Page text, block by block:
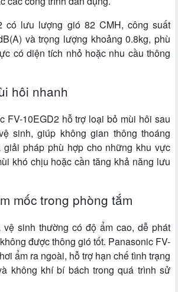
có lưu lượng gió 82 CMH, công suất
và trọng lượng khoảng 0.8kg, phù
có diện tích nhỏ hoặc nhu cầu thông
hôi nhanh
FV-10EGD2 hỗ trợ loại bỏ mùi hôi sau
sinh, giúp không gian thông thoáng
pháp phù hợp cho những khu vực
khó chịu hoặc cần tăng khả năng lưu
mốc trong phòng tắm
vệ sinh thường có độ ẩm cao, dễ phát
được thông gió tốt. Panasonic FV-
ẩm ra ngoài, hỗ trợ hạn chế tình trạng
không khí bí bách trong quá trình sử